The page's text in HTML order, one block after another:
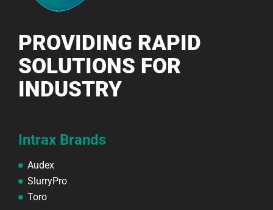
PROVIDING RAPID
SOLUTIONS FOR
INDUSTRY
Intrax Brands
Audex
SlurryPro
Toro